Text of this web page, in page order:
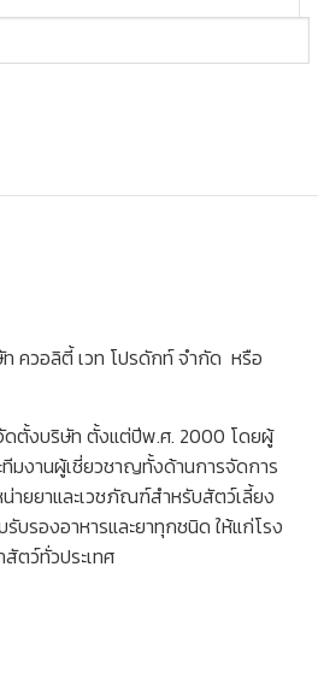
ควอลิตี้ เวท โปรดักท์ จำกัด หรือ
ดตั้งบริษัท ตั้งแต่ปีพ.ศ. 2000 โดยผู้
มงานผู้เชี่ยวชาญทั้งด้านการจัดการ
น่ายยาและเวชภัณฑ์สำหรับสัตว์เลี้ยง
รองอาหารและยาทุกชนิด ให้แก่โรง
ตว์ทั่วประเทศ